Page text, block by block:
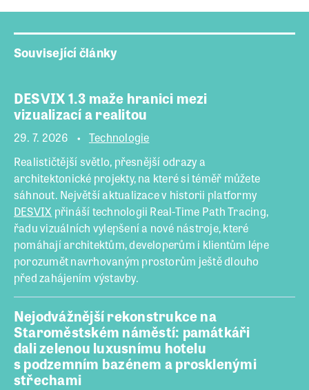
Související články
DESVIX 1.3 maže hranici mezi
vizualizací a realitou
29. 7. 2026
Technologie
Realističtější světlo, přesnější odrazy a
architektonické projekty, na které si téměř můžete
sáhnout. Největší aktualizace v historii platformy
DESVIX přináší technologii Real-Time Path Tracing,
řadu vizuálních vylepšení a nové nástroje, které
pomáhají architektům, developerům i klientům lépe
porozumět navrhovaným prostorům ještě dlouho
před zahájením výstavby.
Nejodvážnější rekonstrukce na
Staroměstském náměstí: památkáři
dali zelenou luxusnímu hotelu
s podzemním bazénem a prosklenými
střechami